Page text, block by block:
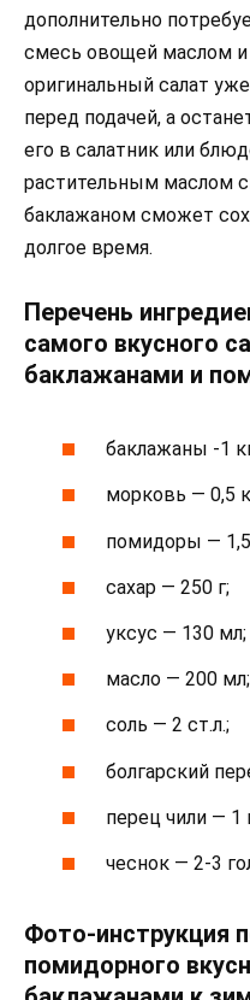
дополнительно
смесь овощей маслом и
оригинальный салат
перед подачей, а
его в салатник или
растительным маслом
баклажаном сможет
долгое время.
Перечень
самого вкусного
баклажанами и
баклажаны -1
морковь — 0,5
помидоры — 1,5
сахар — 250 г;
уксус — 130 мл;
масло — 200 мл;
соль — 2 ст.л.;
болгарский
перец чили — 1
чеснок — 2-3
Фото-инструкция
помидорного